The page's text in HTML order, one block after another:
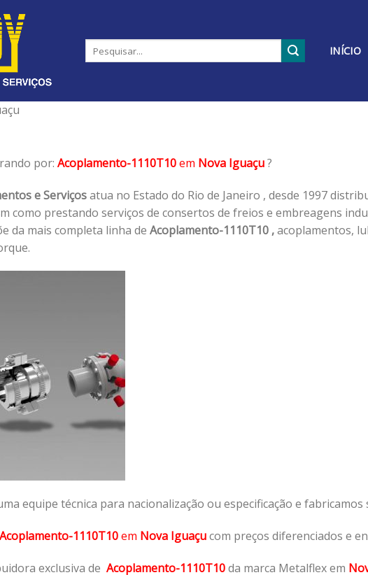
INÍCIO
por: Acoplamento-1110T10em Nova Iguaçu?
e Serviçosatua no Estado do Rio de Janeiro , desde 1997
como prestando serviços de consertos de freios e embreagens
da mais completa linha de Acoplamento-1110T10 ,acoplamentos,
equipe técnica para nacionalização ou especificação e fabricamos
Acoplamento-1110T10em Nova Iguaçucom preços diferenciados e
exclusiva de Acoplamento-1110T10da marca Metalflex em